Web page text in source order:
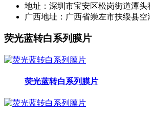
地址： 深圳市宝安区松岗街道潭头
广西地址： 广西省崇左市扶绥县
荧光蓝转白系列膜片
荧光蓝转白系列膜片